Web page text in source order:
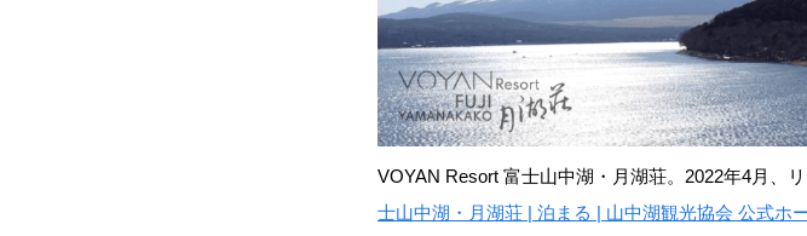
VOYAN Resort 富士山中湖・月湖荘。2022年4月、
士山中湖・月湖荘 | 泊まる | 山中湖観光協会 公式ホ